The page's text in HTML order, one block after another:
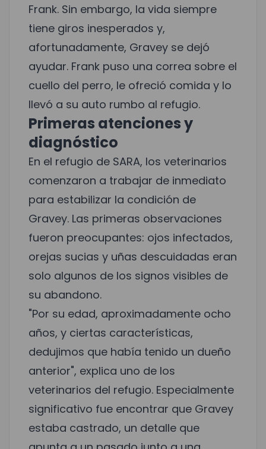
Frank. Sin embargo, la vida siempre
tiene giros inesperados y,
afortunadamente, Gravey se dejó
ayudar. Frank puso una correa sobre el
cuello del perro, le ofreció comida y lo
llevó a su auto rumbo al refugio.
Primeras atenciones y
diagnóstico
En el refugio de SARA, los veterinarios
comenzaron a trabajar de inmediato
para estabilizar la condición de
Gravey. Las primeras observaciones
fueron preocupantes: ojos infectados,
orejas sucias y uñas descuidadas eran
solo algunos de los signos visibles de
su abandono.
"Por su edad, aproximadamente ocho
años, y ciertas características,
dedujimos que había tenido un dueño
anterior", explica uno de los
veterinarios del refugio. Especialmente
significativo fue encontrar que Gravey
estaba castrado, un detalle que